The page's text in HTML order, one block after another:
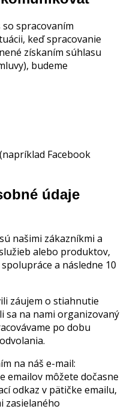
spracovaním
keď spracovanie
získaním súhlasu
budeme
Facebook
údaje
našimi zákazníkmi a
alebo produktov,
a následne 10
záujem o stiahnutie
sa na nami organizovaný
po dobu
na náš e-mail:
emailov môžete dočasne
odkaz v pätičke emailu,
zasielaného